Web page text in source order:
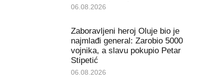
06.08.2026
Zaboravljeni heroj Oluje bio je
najmlađi general: Zarobio 5000
vojnika, a slavu pokupio Petar
Stipetić
06.08.2026